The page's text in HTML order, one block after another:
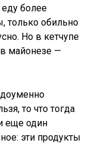
более
только обильно
Но в кетчупе
майонезе —
то что тогда
еще один
эти продукты